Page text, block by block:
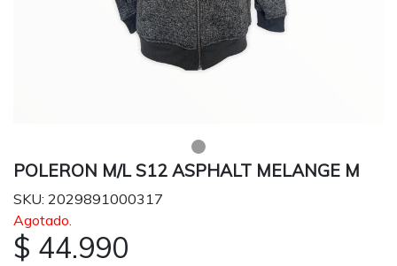
POLERON M/L S12 ASPHALT MELANGE M
SKU: 2029891000317
Agotado.
$ 44.990